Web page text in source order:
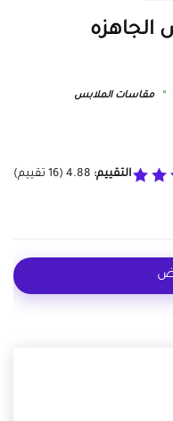
الجاهزه
مقاسات الملابس
التقييم: 4.88
(
16 تقييم)